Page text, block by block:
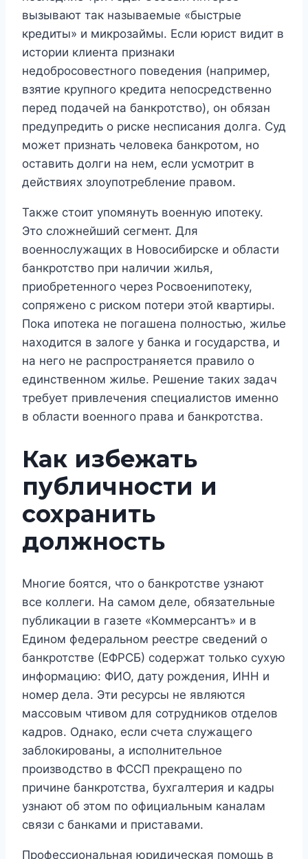
вызывают так называемые «быстрые
кредиты» и микрозаймы. Если юрист видит в
истории клиента признаки
недобросовестного поведения (например,
взятие крупного кредита непосредственно
перед подачей на банкротство), он обязан
предупредить о риске несписания долга. Суд
может признать человека банкротом, но
оставить долги на нем, если усмотрит в
действиях злоупотребление правом.
Также стоит упомянуть военную ипотеку.
Это сложнейший сегмент. Для
военнослужащих в Новосибирске и области
банкротство при наличии жилья,
приобретенного через Росвоенипотеку,
сопряжено с риском потери этой квартиры.
Пока ипотека не погашена полностью, жилье
находится в залоге у банка и государства, и
на него не распространяется правило о
единственном жилье. Решение таких задач
требует привлечения специалистов именно
в области военного права и банкротства.
Как избежать
публичности и
сохранить
должность
Многие боятся, что о банкротстве узнают
все коллеги. На самом деле, обязательные
публикации в газете «Коммерсантъ» и в
Едином федеральном реестре сведений о
банкротстве (ЕФРСБ) содержат только сухую
информацию: ФИО, дату рождения, ИНН и
номер дела. Эти ресурсы не являются
массовым чтивом для сотрудников отделов
кадров. Однако, если счета служащего
заблокированы, а исполнительное
производство в ФССП прекращено по
причине банкротства, бухгалтерия и кадры
узнают об этом по официальным каналам
связи с банками и приставами.
Профессиональная юридическая помощь в